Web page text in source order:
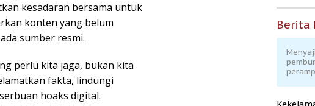
kesadaran bersama untuk
konten yang belum
sumber resmi.
perlu kita jaga, bukan kita
fakta, lindungi
hoaks digital.
Berita